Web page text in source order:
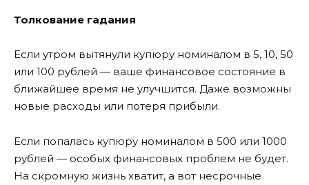
Толкование гадания
Если утром вытянули купюру номиналом в 5, 10, 50
или 100 рублей — ваше финансовое состояние в
ближайшее время не улучшится. Даже возможны
новые расходы или потеря прибыли.
Если попалась купюру номиналом в 500 или 1000
рублей — особых финансовых проблем не будет.
На скромную жизнь хватит, а вот несрочные